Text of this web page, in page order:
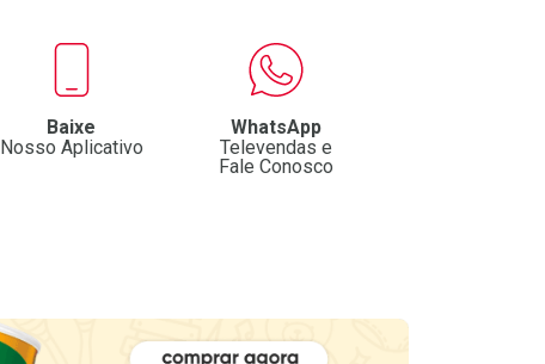
Baixe
Nosso Aplicativo
WhatsApp
Televendas e
Fale Conosco